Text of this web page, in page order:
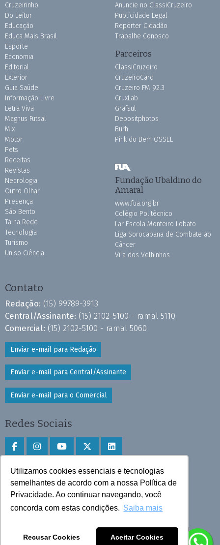
Utilizamos cookies essenciais e tecnologias
semelhantes de acordo com a nossa Política de
Privacidade. Ao continuar navegando, você
concorda com estas condições. Saiba mais
Recusar Cookies Aceitar Cookies
Cruzeirinho
Do Leitor
Educação
Educa Mais Brasil
Esporte
Economia
Editorial
Exterior
Guia Saúde
Informação Livre
Letra Viva
Magnus Futsal
Mix
Motor
Pets
Receitas
Revistas
Necrologia
Outro Olhar
Presença
São Bento
Tá na Rede
Tecnologia
Turismo
Uniso Ciência
Anuncie no ClassiCruzeiro
Publicidade Legal
Repórter Cidadão
Trabalhe Conosco
Parceiros
ClassiCruzeiro
CruzeiroCard
Cruzeiro FM 92.3
CruxLab
Grafsul
Depositphotos
Burh
Pink do Bem OSSEL
Fundação Ubaldino do
Amaral
www.fua.org.br
Colégio Politécnico
Lar Escola Monteiro Lobato
Liga Sorocabana de Combate ao
Câncer
Vila dos Velhinhos
Contato
Redação: (15) 99789-3913
Central/Assinante: (15) 2102-5100 - ramal 5110
Comercial: (15) 2102-5100 - ramal 5060
Enviar e-mail para Redação
Enviar e-mail para Central/Assinante
Enviar e-mail para o Comercial
Redes Sociais
Faça download do aplicativo
Play Store e App Store
Todos os direitos reservados © 2025 Cruzeiro do Sul